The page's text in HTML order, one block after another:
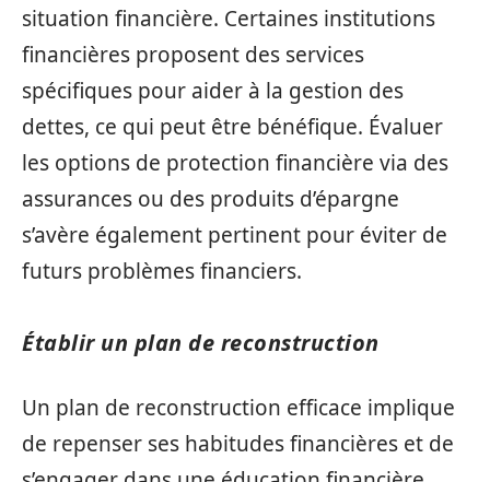
situation financière. Certaines institutions
financières proposent des services
spécifiques pour aider à la gestion des
dettes, ce qui peut être bénéfique. Évaluer
les options de protection financière via des
assurances ou des produits d’épargne
s’avère également pertinent pour éviter de
futurs problèmes financiers.
Établir un plan de reconstruction
Un plan de reconstruction efficace implique
de repenser ses habitudes financières et de